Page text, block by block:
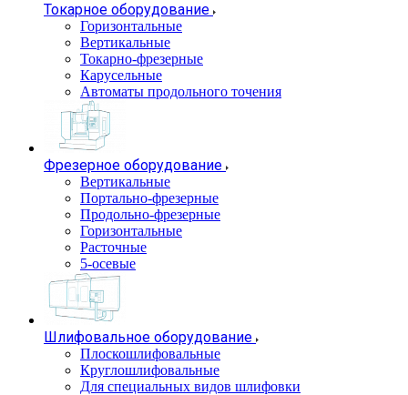
Токарное оборудование
Горизонтальные
Вертикальные
Токарно-фрезерные
Карусельные
Автоматы продольного точения
Фрезерное оборудование
Вертикальные
Портально-фрезерные
Продольно-фрезерные
Горизонтальные
Расточные
5-осевые
Шлифовальное оборудование
Плоскошлифовальные
Круглошлифовальные
Для специальных видов шлифовки